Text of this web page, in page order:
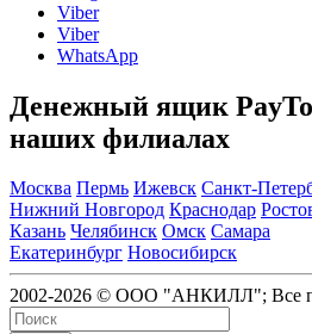
Viber
Viber
WhatsApp
Денежный ящик
наших филиалах
Москва Пермь Ижевск Санкт-
Нижний Новгород Краснодар
Казань Челябинск Омск Самара
Екатеринбург Новосибирск
2002-2026 © ООО "АНКИЛЛ"; Все